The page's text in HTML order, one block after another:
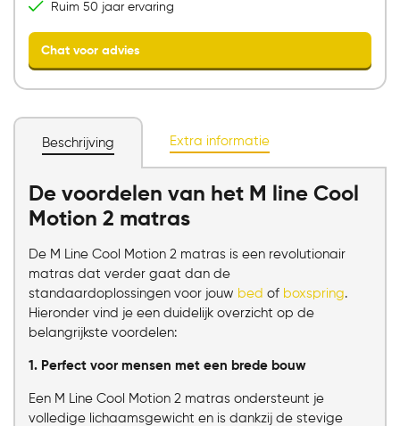
Ruim 50 jaar ervaring
Beschrijving Extra informatie
De voordelen van het M line Cool
Motion 2 matras
De M Line Cool Motion 2 matras is een revolutionair
matras dat verder gaat dan de
standaardoplossingen voor jouw bed of boxspring.
Hieronder vind je een duidelijk overzicht op de
belangrijkste voordelen:
1. Perfect voor mensen met een brede bouw
Een M Line Cool Motion 2 matras ondersteunt je
volledige lichaamsgewicht en is dankzij de stevige